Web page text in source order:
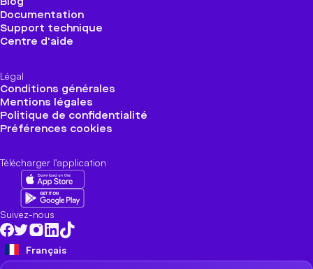
Documentation
Support technique
Centre d'aide
Légal
Conditions générales
Mentions légales
Politique de confidentialité
Préférences cookies
Télécharger l'application
Suivez-nous
Français